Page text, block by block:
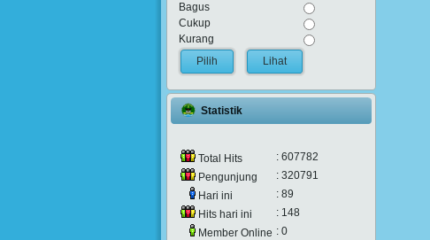
Bagus
Cukup
Kurang
Lihat
Statistik
Total Hits
: 607782
Pengunjung
: 320791
Hari ini
: 89
Hits hari ini
: 148
Member Online : 0